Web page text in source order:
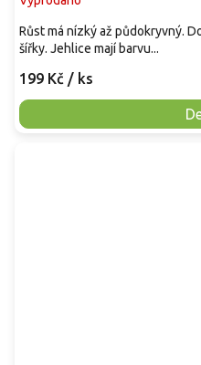
199 Kč / ks
Růst má nízký až půdokryvný.
šířky. Jehlice mají barvu...